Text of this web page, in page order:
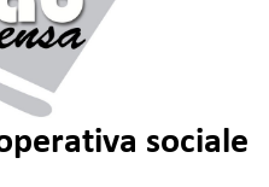
sociale